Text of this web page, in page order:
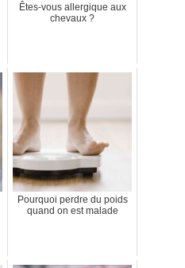
Êtes-vous allergique aux
chevaux ?
Pourquoi perdre du poids
quand on est malade